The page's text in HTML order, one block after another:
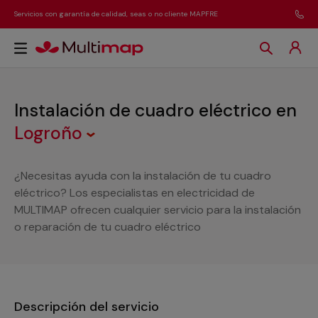
Servicios con garantía de calidad, seas o no cliente MAPFRE
Instalación de cuadro eléctrico en
Logroño
¿Necesitas ayuda con la instalación de tu cuadro
eléctrico? Los especialistas en electricidad de
MULTIMAP ofrecen cualquier servicio para la instalación
o reparación de tu cuadro eléctrico
Descripción del servicio